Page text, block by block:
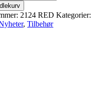
2124 RED Kategorier:
,Tilbehør